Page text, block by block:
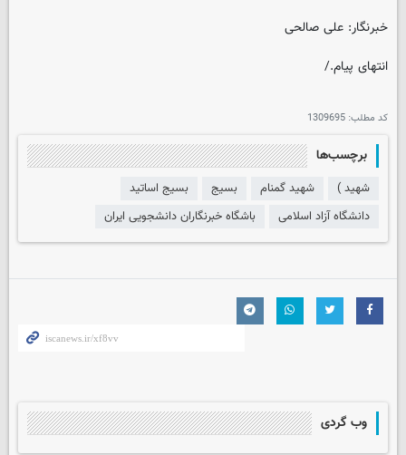
خبرنگار: علی صالحی
انتهای پیام./
کد مطلب: 1309695
برچسب‌ها
شهید ) شهید گمنام بسیج
بسیج اساتید
دانشگاه آزاد اسلامی
باشگاه خبرنگاران دانشجویی ایران
وب گردی